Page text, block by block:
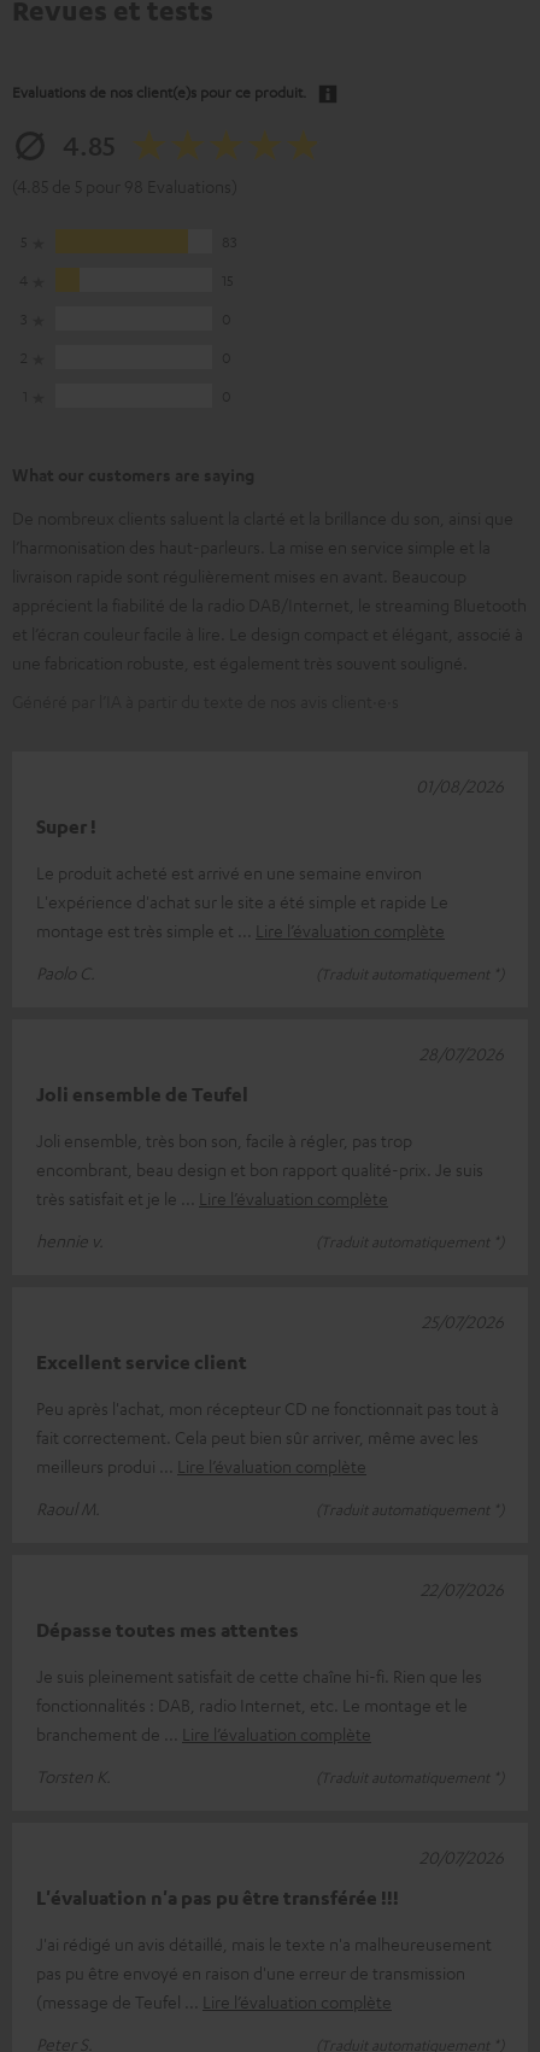
Evaluations de nos client(e)s pour ce produit.
Super !
Le produit acheté est arrivé en une semaine environ
L'expérience d'achat sur le site a été simple et rapide Le
montage est très simple et
Lire l’évaluation complète
Paolo C.
(Traduit automatiquement *)
01/08/2026
Joli ensemble de Teufel
Joli ensemble, très bon son, facile à régler, pas trop
encombrant, beau design et bon rapport qualité-prix. Je suis
très satisfait et je le
Lire l’évaluation complète
hennie v.
(Traduit automatiquement *)
28/07/2026
Excellent service client
Peu après l'achat, mon récepteur CD ne fonctionnait pas tout à
fait correctement. Cela peut bien sûr arriver, même avec les
meilleurs produi
Lire l’évaluation complète
Raoul M.
(Traduit automatiquement *)
25/07/2026
Dépasse toutes mes attentes
Je suis pleinement satisfait de cette chaîne hi-fi. Rien que les
fonctionnalités : DAB, radio Internet, etc. Le montage et le
branchement de
Lire l’évaluation complète
Torsten K.
(Traduit automatiquement *)
22/07/2026
L'évaluation n'a pas pu être transférée !!!
J'ai rédigé un avis détaillé, mais le texte n'a malheureusement
pas pu être envoyé en raison d'une erreur de transmission
(message de Teufel
Lire l’évaluation complète
Peter S.
(Traduit automatiquement *)
20/07/2026